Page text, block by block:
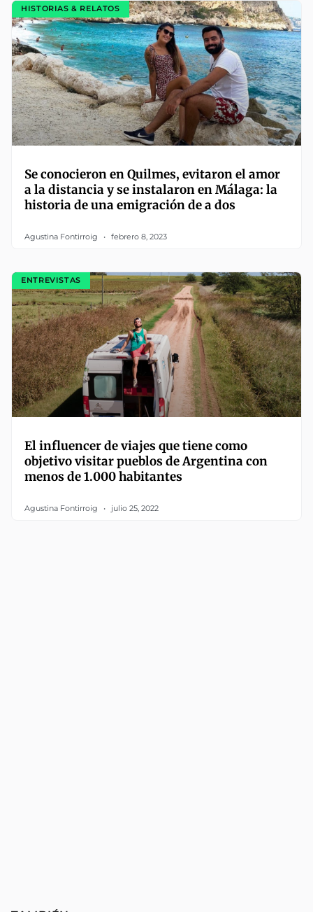
HISTORIAS & RELATOS
Se conocieron en Quilmes, evitaron el amor
a la distancia y se instalaron en Málaga: la
historia de una emigración de a dos
Agustina Fontirroig febrero 8, 2023
ENTREVISTAS
El influencer de viajes que tiene como
objetivo visitar pueblos de Argentina con
menos de 1.000 habitantes
Agustina Fontirroig julio 25, 2022